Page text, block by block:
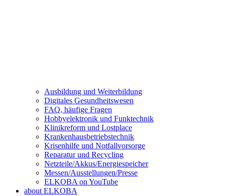
Ausbildung und Weiterbildung
Digitales Gesundheitswesen
FAQ, häufige Fragen
Hobbyelektronik und Funktechnik
Klinikreform und Lostplace
Krankenhausbetriebstechnik
Krisenhilfe und Notfallvorsorge
Reparatur und Recycling
Netzteile/Akkus/Energiespeicher
Messen/Ausstellungen/Presse
ELKOBA on YouTube
about ELKOBA